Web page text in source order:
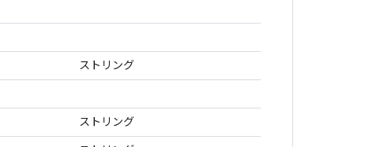
ストリング
ストリング